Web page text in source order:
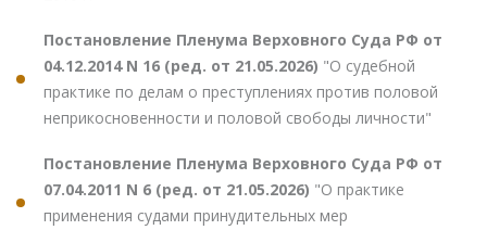
Постановление Пленума Верховного Суда РФ от
04.12.2014 N 16 (ред. от 21.05.2026) "О судебной
практике по делам о преступлениях против половой
неприкосновенности и половой свободы личности"
Постановление Пленума Верховного Суда РФ от
07.04.2011 N 6 (ред. от 21.05.2026) "О практике
применения судами принудительных мер